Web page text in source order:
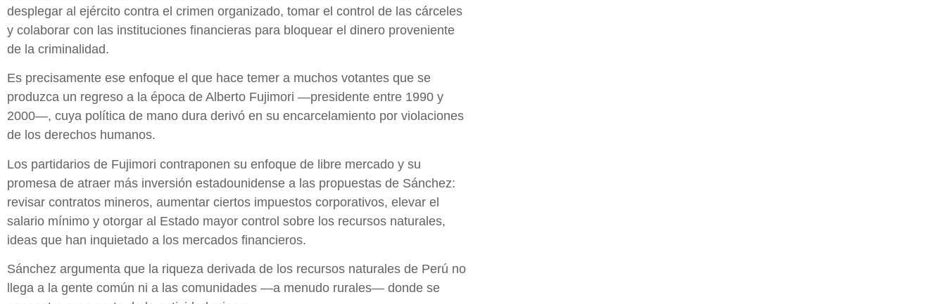
desplegar al ejército contra el crimen organizado, tomar el control de las cárceles
y colaborar con las instituciones financieras para bloquear el dinero proveniente
de la criminalidad.
Es precisamente ese enfoque el que hace temer a muchos votantes que se
produzca un regreso a la época de Alberto Fujimori —presidente entre 1990 y
2000—, cuya política de mano dura derivó en su encarcelamiento por violaciones
de los derechos humanos.
Los partidarios de Fujimori contraponen su enfoque de libre mercado y su
promesa de atraer más inversión estadounidense a las propuestas de Sánchez:
revisar contratos mineros, aumentar ciertos impuestos corporativos, elevar el
salario mínimo y otorgar al Estado mayor control sobre los recursos naturales,
ideas que han inquietado a los mercados financieros.
Sánchez argumenta que la riqueza derivada de los recursos naturales de Perú no
llega a la gente común ni a las comunidades —a menudo rurales— donde se